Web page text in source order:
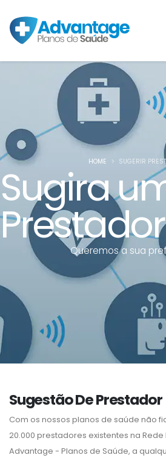
HOME SUGERIR
Sugira
Prestador
Queremos a sua
Sugestão De Prestador
Com os nossos planos de saúde não
20.000 prestadores existentes na
Advantage - Planos de Saúde, a